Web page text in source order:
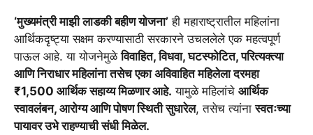
‘मुख्यमंत्री माझी लाडकी बहीण योजना’ ही महाराष्ट्रातील महिलांना
आर्थिकदृष्ट्या सक्षम करण्यासाठी सरकारने उचललेले एक महत्वपूर्ण
पाऊल आहे. या योजनेमुळेविवाहित, विधवा, घटस्फोटित, परित्यक्त्या
आणि निराधार महिलांना तसेच एका अविवाहित महिलेला दरमहा
₹1,500 आर्थिक सहाय्य मिळणार आहे. यामुळे महिलांचे आर्थिक
स्वावलंबन, आरोग्य आणि पोषण स्थिती सुधारेल, तसेच त्यांनास्वतःच्या
पायावर उभे राहण्याची संधी मिळेल.